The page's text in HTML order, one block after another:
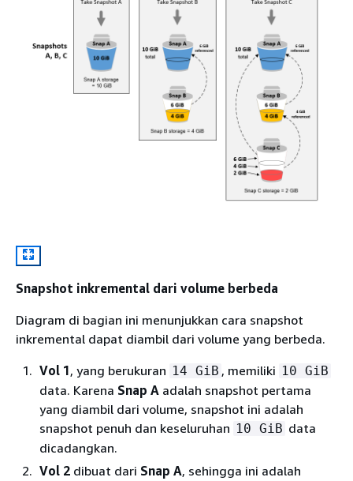
Snapshot inkremental dari volume berbeda
Diagram di bagian ini menunjukkan cara snapshot
inkremental dapat diambil dari volume yang berbeda.
Vol 1, yang berukuran 14 GiB , memiliki 10 GiB
data. Karena Snap A adalah snapshot pertama
yang diambil dari volume, snapshot ini adalah
snapshot penuh dan keseluruhan 10 GiB data
dicadangkan.
Vol 2 dibuat dari Snap A, sehingga ini adalah